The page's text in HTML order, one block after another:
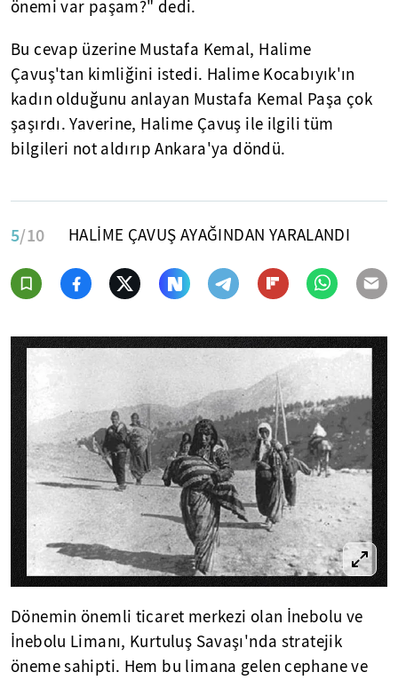
önemi var paşam?" dedi.
Bu cevap üzerine Mustafa Kemal, Halime
Çavuş'tan kimliğini istedi. Halime Kocabıyık'ın
kadın olduğunu anlayan Mustafa Kemal Paşa çok
şaşırdı. Yaverine, Halime Çavuş ile ilgili tüm
bilgileri not aldırıp Ankara'ya döndü.
5/10 HALİME ÇAVUŞ AYAĞINDAN YARALANDI
Dönemin önemli ticaret merkezi olan İnebolu ve
İnebolu Limanı, Kurtuluş Savaşı'nda stratejik
öneme sahipti. Hem bu limana gelen cephane ve